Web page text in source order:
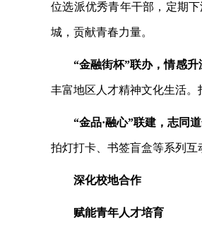
位选派优秀青年干部，定期
城，贡献青春力量。
“金融街杯”联办，情感升
丰富地区人才精神文化生活。
“金品·融心”联建，志同
拍灯打卡、书签盲盒等系列互
深化校地合作
赋能青年人才培育